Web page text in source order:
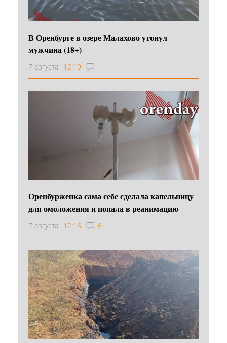
В Оренбурге в озере Малахово утонул
мужчина (18+)
7 августа 12:19
Оренбурженка сама себе сделала капельницу
для омоложения и попала в реанимацию
7 августа 12:16 6